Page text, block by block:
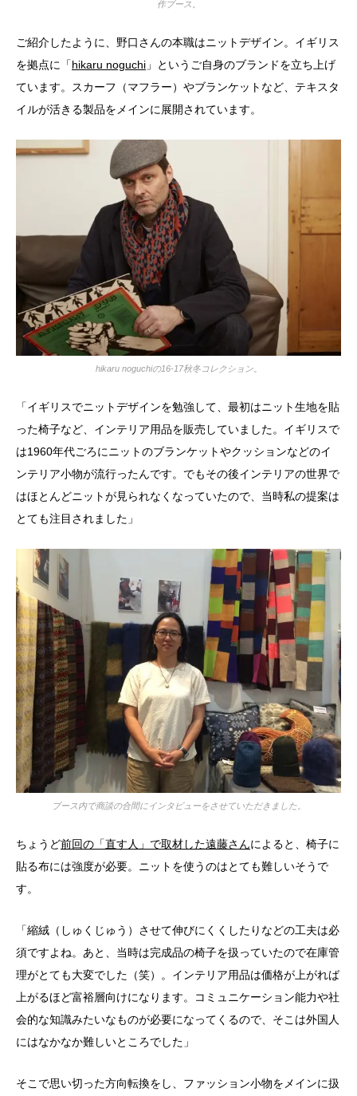
作ブース。
ご紹介したように、野口さんの本職はニットデザイン。イギリス
を拠点に「hikaru noguchi 」というご自身のブランドを立ち上げ
ています。スカーフ（マフラー）やブランケットなど、テキスタ
イルが活きる製品をメインに展開されています。
hikaru noguchiの16-17秋冬コレクション。
「イギリスでニットデザインを勉強して、最初はニット生地を貼
った椅子など、インテリア用品を販売していました。イギリスで
は1960年代ごろにニットのブランケットやクッションなどのイ
ンテリア小物が流行ったんです。でもその後インテリアの世界で
はほとんどニットが見られなくなっていたので、当時私の提案は
とても注目されました」
ブース内で商談の合間にインタビューをさせていただきました。
ちょうど前回の「直す人」で取材した遠藤さんによると、椅子に
貼る布には強度が必要。ニットを使うのはとても難しいそうで
す。
「縮絨（しゅくじゅう）させて伸びにくくしたりなどの工夫は必
須ですよね。あと、当時は完成品の椅子を扱っていたので在庫管
理がとても大変でした（笑）。インテリア用品は価格が上がれば
上がるほど富裕層向けになります。コミュニケーション能力や社
会的な知識みたいなものが必要になってくるので、そこは外国人
にはなかなか難しいところでした」
そこで思い切った方向転換をし、ファッション小物をメインに扱